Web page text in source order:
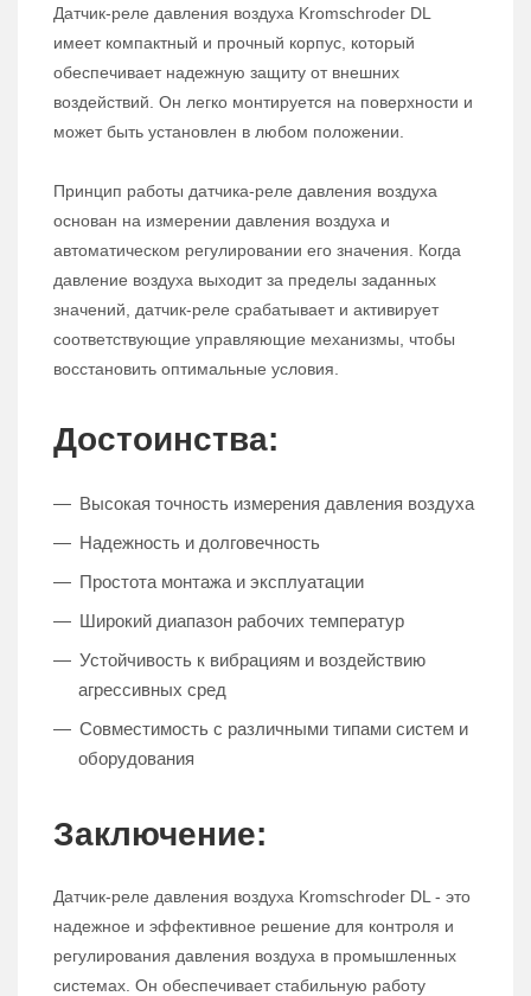
Датчик-реле давления воздуха Kromschroder DL
имеет компактный и прочный корпус, который
обеспечивает надежную защиту от внешних
воздействий. Он легко монтируется на поверхности и
может быть установлен в любом положении.
Принцип работы датчика-реле давления воздуха
основан на измерении давления воздуха и
автоматическом регулировании его значения. Когда
давление воздуха выходит за пределы заданных
значений, датчик-реле срабатывает и активирует
соответствующие управляющие механизмы, чтобы
восстановить оптимальные условия.
Достоинства:
Высокая точность измерения давления воздуха
Надежность и долговечность
Простота монтажа и эксплуатации
Широкий диапазон рабочих температур
Устойчивость к вибрациям и воздействию
агрессивных сред
Совместимость с различными типами систем и
оборудования
Заключение:
Датчик-реле давления воздуха Kromschroder DL - это
надежное и эффективное решение для контроля и
регулирования давления воздуха в промышленных
системах. Он обеспечивает стабильную работу